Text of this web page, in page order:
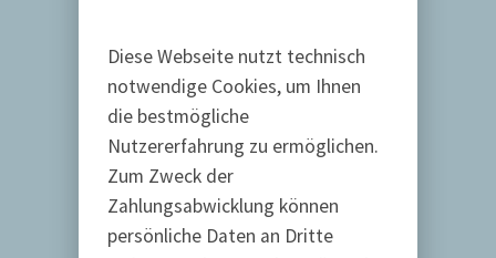
Diese Webseite nutzt technisch
notwendige Cookies, um Ihnen
die bestmögliche
Nutzererfahrung zu ermöglichen.
Zum Zweck der
Zahlungsabwicklung können
persönliche Daten an Dritte